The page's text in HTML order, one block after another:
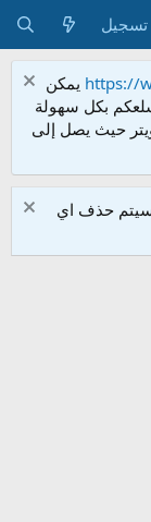
تسجيل
https:// يمكن
بكل سهولة
حيث يصل إلى
حذف اي